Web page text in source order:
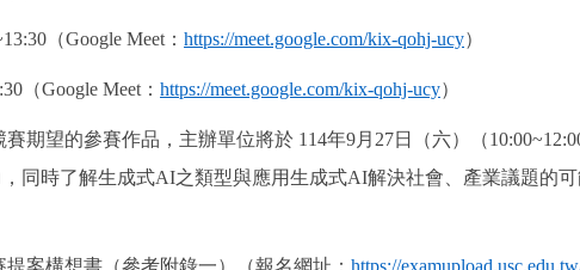
（Google Meet ： https://meet.google.com/kix-qohj-ucy）
（Google Meet ： https://meet.google.com/kix-qohj-ucy）
期望的參賽作品，主辦單位將於 114年9月27日 （六）（
同時了解生成式AI之類型與應用生成式AI解決社會、產業議題的可
案構想書（參考附錄一）（報名網址： https://